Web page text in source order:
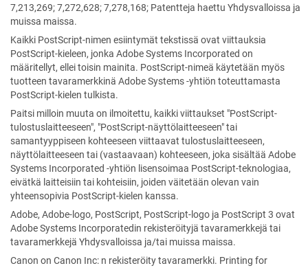
7,213,269; 7,272,628; 7,278,168; Patentteja haettu Yhdysvalloissa ja
muissa maissa.
Kaikki PostScript-nimen esiintymät tekstissä ovat viittauksia
PostScript-kieleen, jonka Adobe Systems Incorporated on
määritellyt, ellei toisin mainita. PostScript-nimeä käytetään myös
tuotteen tavaramerkkinä Adobe Systems -yhtiön toteuttamasta
PostScript-kielen tulkista.
Paitsi milloin muuta on ilmoitettu, kaikki viittaukset "PostScript-
tulostuslaitteeseen", "PostScript-näyttölaitteeseen" tai
samantyyppiseen kohteeseen viittaavat tulostuslaitteeseen,
näyttölaitteeseen tai (vastaavaan) kohteeseen, joka sisältää Adobe
Systems Incorporated -yhtiön lisensoimaa PostScript-teknologiaa,
eivätkä laitteisiin tai kohteisiin, joiden väitetään olevan vain
yhteensopivia PostScript-kielen kanssa.
Adobe, Adobe-logo, PostScript, PostScript-logo ja PostScript 3 ovat
Adobe Systems Incorporatedin rekisteröityjä tavaramerkkejä tai
tavaramerkkejä Yhdysvalloissa ja/tai muissa maissa.
Canon on Canon Inc: n rekisteröity tavaramerkki. Printing for